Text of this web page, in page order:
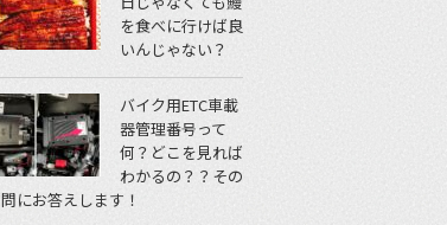
を食べに行けば良
いんじゃない？
バイク用ETC車載
器管理番号って
何？どこを見れば
わかるの？？その
にお答えします！